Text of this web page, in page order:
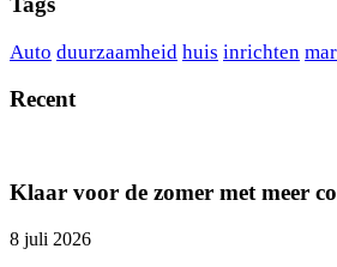
Auto duurzaamheid huis inrichten
Recent
Klaar voor de zomer met meer
8 juli 2026